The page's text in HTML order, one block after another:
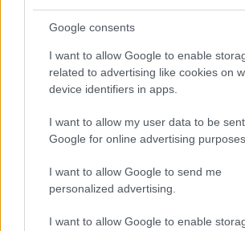
Google consents
I want to allow Google to enable
related to advertising like cookies on
device identifiers in apps.
I want to allow my user data to be
Google for online advertising purposes.
I want to allow Google to send me
personalized advertising.
I want to allow Google to enable
Il Miracolo rischia però ora di
Un Occidente disorientato ed
suicidarsi, impaurito da crisi
quello stesso sviluppo, e finisce
vittima di processi reattivi come
nazionalismo di ritorno e